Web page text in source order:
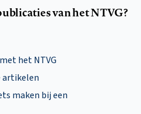
van het NTVG?
het NTVG
artikelen
maken bij een